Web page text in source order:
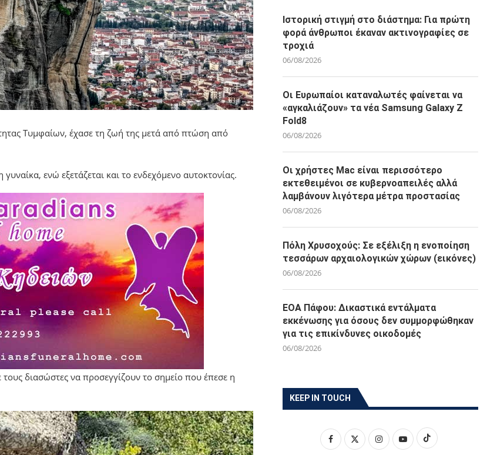
Τυμφαίων, έχασε τη ζωή της μετά από πτώση από
ενώ εξετάζεται και το ενδεχόμενο αυτοκτονίας.
διασώστες να προσεγγίζουν το σημείο που έπεσε η
Ιστορική στιγμή στο διάστημα: Για πρώτη
φορά άνθρωποι έκαναν ακτινογραφίες σε
τροχιά
06/08/2026
Οι Ευρωπαίοι καταναλωτές φαίνεται να
«αγκαλιάζουν» τα νέα Samsung Galaxy Z
Fold8
06/08/2026
Οι χρήστες Mac είναι περισσότερο
εκτεθειμένοι σε κυβερνοαπειλές αλλά
λαμβάνουν λιγότερα μέτρα προστασίας
06/08/2026
Πόλη Χρυσοχούς: Σε εξέλιξη η ενοποίηση
τεσσάρων αρχαιολογικών χώρων (εικόνες)
06/08/2026
ΕΟΑ Πάφου: Δικαστικά εντάλματα
εκκένωσης για όσους δεν συμμορφώθηκαν
για τις επικίνδυνες οικοδομές
06/08/2026
KEEP IN TOUCH